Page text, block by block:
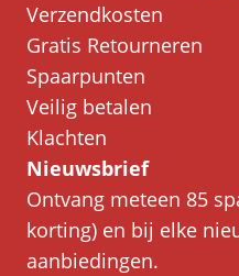
Verzendkosten
Gratis Retourneren
Spaarpunten
Veilig betalen
Klachten
Nieuwsbrief
Ontvang meteen 85
korting) en bij elke
aanbiedingen.